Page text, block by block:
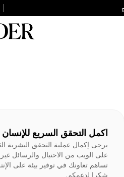
اكمل التحقق السريع للإنسان
يرجى إكمال عملية التحقق البشرية
على الويب من الاحتيال والرسائل
تساهم تعاونك في توفير بيئة على
شكرا لدعمكم.